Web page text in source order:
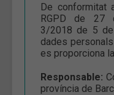
De conformitat
RGPD de 27
3/2018 de 5
dades
es proporciona
Responsable:
província de